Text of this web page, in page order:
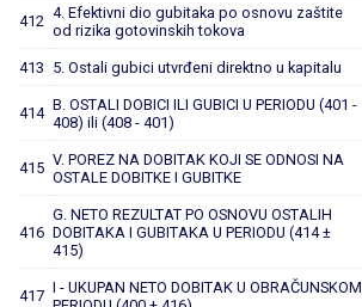
412 4. Efektivni dio gubitaka po osnovu zaštite
od rizika gotovinskih tokova
413 5. Ostali gubici utvrđeni direktno u kapitalu
414 B. OSTALI DOBICI ILI GUBICI U PERIODU (401 -
408) ili (408 - 401)
415 V. POREZ NA DOBITAK KOJI SE ODNOSI NA
OSTALE DOBITKE I GUBITKE
416
G. NETO REZULTAT PO OSNOVU OSTALIH
DOBITAKA I GUBITAKA U PERIODU (414 ±
415)
417 I - UKUPAN NETO DOBITAK U OBRAČUNSKOM